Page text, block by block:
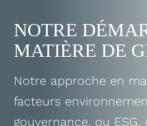
NOTRE
MATIÈRE DE
Notre approche en
facteurs
gouvernance, ou